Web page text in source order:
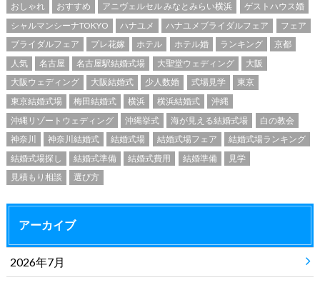
おしゃれ おすすめ アニヴェルセル みなとみらい横浜
ゲストハウス婚
シャルマンシーナTOKYO
ハナユメ ハナユメブライダルフェア
フェア
ブライダルフェア
プレ花嫁 ホテル ホテル婚 ランキング
京都
人気
名古屋 名古屋駅結婚式場 大聖堂ウェディング
大阪
大阪ウェディング
大阪結婚式 少人数婚 式場見学
東京
東京結婚式場
梅田結婚式 横浜 横浜結婚式
沖縄
沖縄リゾートウェディング
沖縄挙式 海が見える結婚式場
白の教会
神奈川
神奈川結婚式 結婚式場 結婚式場フェア
結婚式場ランキング
結婚式場探し
結婚式準備 結婚式費用 結婚準備
見学
見積もり相談
選び方
アーカイブ
2026年7月